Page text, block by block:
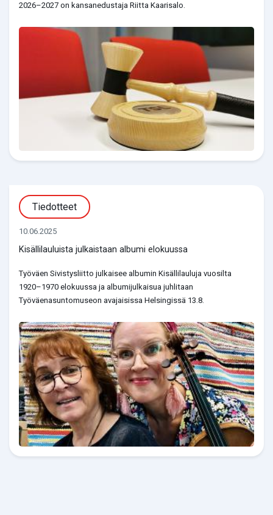
2026–2027 on kansanedustaja Riitta Kaarisalo.
Tiedotteet
10.06.2025
Kisällilauluista julkaistaan albumi elokuussa
Työväen Sivistysliitto julkaisee albumin Kisällilauluja vuosilta
1920–1970 elokuussa ja albumijulkaisua juhlitaan
Työväenasuntomuseon avajaisissa Helsingissä 13.8.